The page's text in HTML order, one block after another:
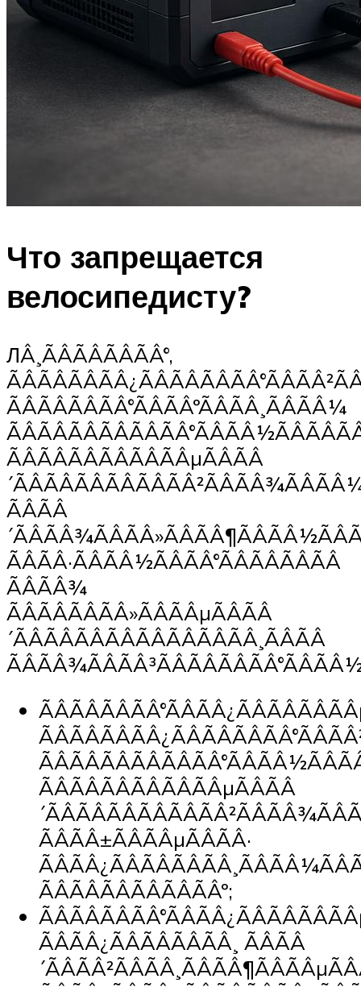
Что запрещается
велосипедисту?
ЛÂ¸ÃÂÃÂÃÂÃÂ°,
ÃÂÃÂÃÂÃÂ°ÃÂÃÂºÃÂÃÂ¸ÃÂÃÂ¼
ÃÂÃÂÃÂÃÂÃÂÃÂµÃÂÃÂ
ÃÂÃÂ
ÃÂÃÂ·ÃÂÃÂ½ÃÂÃÂ°ÃÂÃÂÃÂÃÂ
ÃÂÃÂ¾
ÃÂÃÂÃÂÃÂ»ÃÂÃÂµÃÂÃÂ
´ÃÂÃÂÃÂÃÂÃÂÃÂÃÂÃÂ¸ÃÂÃÂ
ÃÂÃÂÃÂÃÂÃÂÃÂµÃÂÃÂ
ÃÂÃÂ±ÃÂÃÂµÃÂÃÂ·
ÃÂÃÂÃÂÃÂÃÂÃÂº;
ÃÂÃÂ¿ÃÂÃÂÃÂÃÂ¸ ÃÂÃÂ